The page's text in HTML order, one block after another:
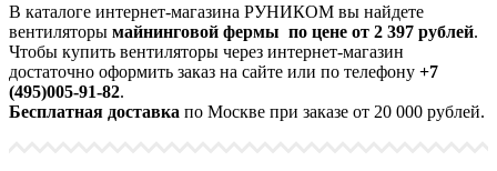
В каталоге интернет-магазина РУНИКОМ вы найдете
вентиляторы майнинговой фермы по цене от 2 397 рублей.
Чтобы купить вентиляторы через интернет-магазин
достаточно оформить заказ на сайте или по телефону +7
(495)005-91-82.
Бесплатная доставка по Москве при заказе от 20 000 рублей.